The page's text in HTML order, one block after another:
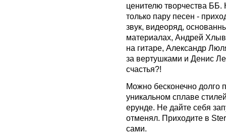
ценителю творчества
только пару песен -
звук, видеоряд,
материалах, Андрей
на гитаре, Александр
за вертушками и Денис
счастья?!
Можно бесконечно долго
уникальном сплаве
ерунде. Не дайте себя
отменял. Приходите в
сами.